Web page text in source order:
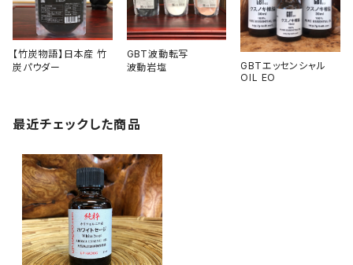
【竹炭物語】日本産 竹
炭パウダー
GBT波動転写
波動岩塩
GBTエッセンシャル
OIL EO
最近チェックした商品